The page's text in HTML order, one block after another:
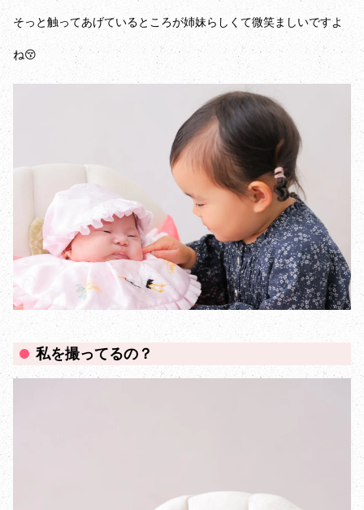
そっと触ってあげているところが姉妹らしくて微笑ましいですよ
ね😚
私を撮ってるの？